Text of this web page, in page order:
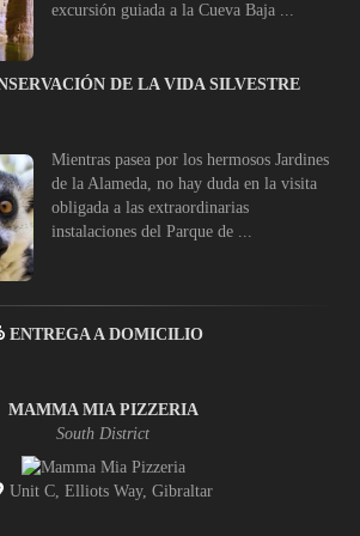
excursión guiada a la Cueva Baja ...
DE LA VIDA SILVESTRE
Mientras pasea por los hermosos Jardines
de la Alameda, no hay duda en la visita
obligada a las extraordinarias
instalaciones del Parque de ...
ENTREGA A DOMICILIO
MAMMA MIA PIZZERIA
South District
Unit C, Elliots Way, Gibraltar